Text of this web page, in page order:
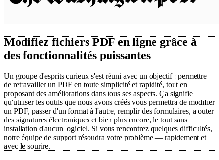
Modifiez fichiers PDF en ligne grâce à
des fonctionnalités puissantes
Un groupe d'esprits curieux s'est réuni avec un objectif : permettre
de retravailler un PDF en toute simplicité et rapidité, tout en
proposant des améliorations dans tous ses aspects. Ça signifie
qu'utiliser les outils que nous avons créés vous permettra de modifier
un PDF, passer d'un format à l'autre, remplir des formulaires, ajouter
des signatures électroniques et bien plus encore, le tout sans
installation d'aucun logiciel. Si vous rencontrez quelques difficultés,
notre équipe de support résoudra votre problème — rapidement et
avec le sourire.